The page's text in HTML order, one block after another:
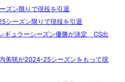
ン限りで現役を引退
ーズン限りで現役を引退
ュラーシーズン優勝が決定 CS出
咲が2024-25シーズンをもって現